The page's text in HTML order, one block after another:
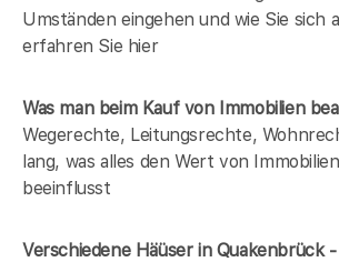
Umständen eingehen und wie Sie sich
erfahren Sie hier
Was man beim Kauf von Immobilien
Wegerechte, Leitungsrechte,
lang, was alles den Wert von
beeinflusst
Verschiedene Häüser in Quakenbrück